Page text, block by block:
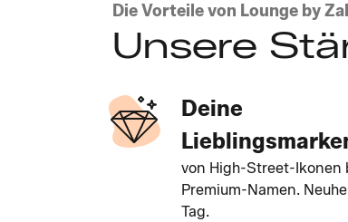
Die Vorteile von Lounge by
Unsere
Deine
von High-Street-Ikonen
Premium-Namen.
Tag.